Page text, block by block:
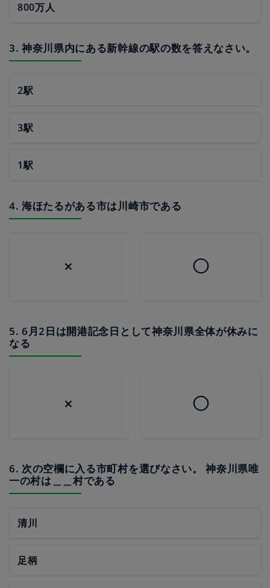
800万人
3. 神奈川県内にある新幹線の駅の数を答えなさい。
2駅
3駅
1駅
4. 海ほたるがある市は川崎市である
× ◯
5. 6月2日は開港記念日として神奈川県全体が休みに
なる
× ◯
6. 次の空欄に入る市町村を選びなさい。 神奈川県唯
一の村は＿＿村である
清川
足柄